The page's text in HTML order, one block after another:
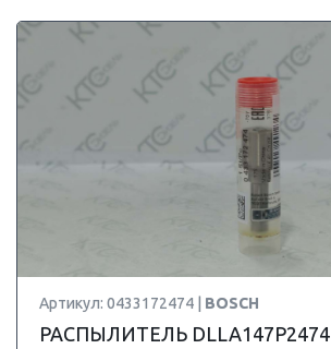
Артикул: 0433172474 | BOSCH
РАСПЫЛИТЕЛЬ DLLA147P2474